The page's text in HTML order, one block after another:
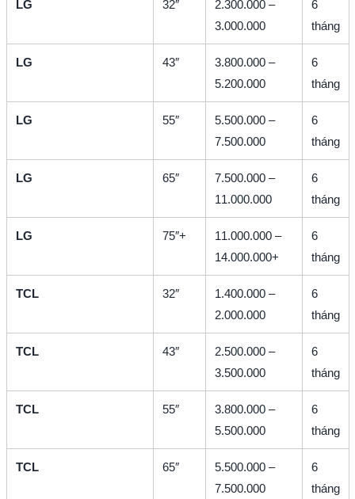
LG 32″
2.300.000 –
3.000.000
6
tháng
LG 43″
3.800.000 –
5.200.000
6
tháng
LG 55″
5.500.000 –
7.500.000
6
tháng
LG 65″
7.500.000 –
11.000.000
6
tháng
LG 75″+
11.000.000 –
14.000.000+
6
tháng
TCL 32″
1.400.000 –
2.000.000
6
tháng
TCL 43″
2.500.000 –
3.500.000
6
tháng
TCL 55″
3.800.000 –
5.500.000
6
tháng
TCL 65″
5.500.000 –
7.500.000
6
tháng